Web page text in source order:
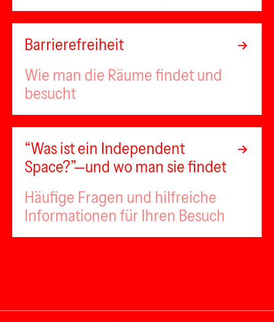
Barrierefreiheit
Wie man die Räume findet und
besucht
“Was ist ein Independent
Space?”—und wo man sie findet
Häufige Fragen und hilfreiche
Informationen für Ihren Besuch